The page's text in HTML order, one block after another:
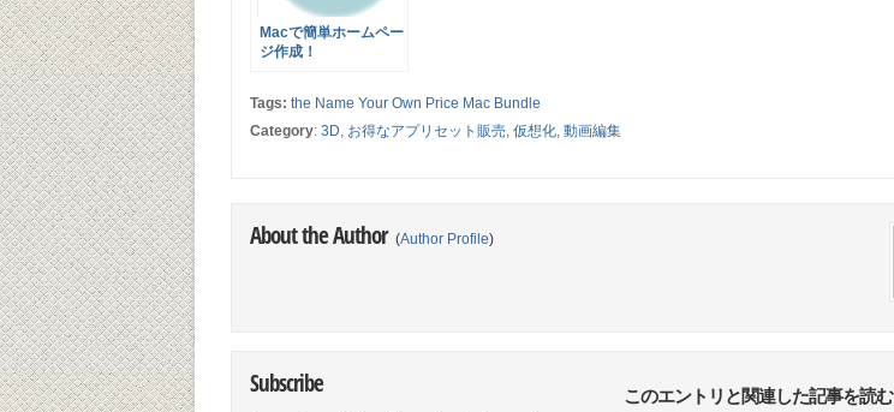
Macで簡単ホームペー
ジ作成！
Bundle 5.0』がまだ
10ドル以下で購入で
Tags: the Name Your Own Price Mac Bundle
Category: 3D お得なアプリセット販売 仮想化 動画編集
About the Author (Author Profile)
このエントリと関連した記事を読む
Subscribe